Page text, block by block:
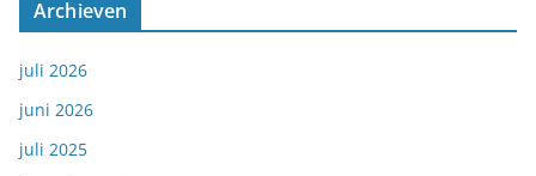
Archieven
juli 2026
juni 2026
juli 2025